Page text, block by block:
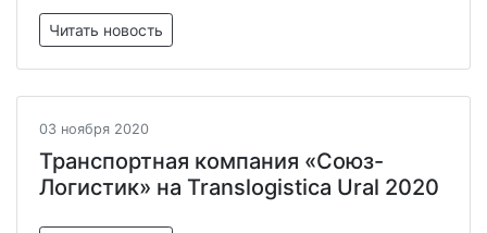
Читать новость
03 ноября 2020
Транспортная компания «Союз-
Логистик» на Translogistica Ural 2020